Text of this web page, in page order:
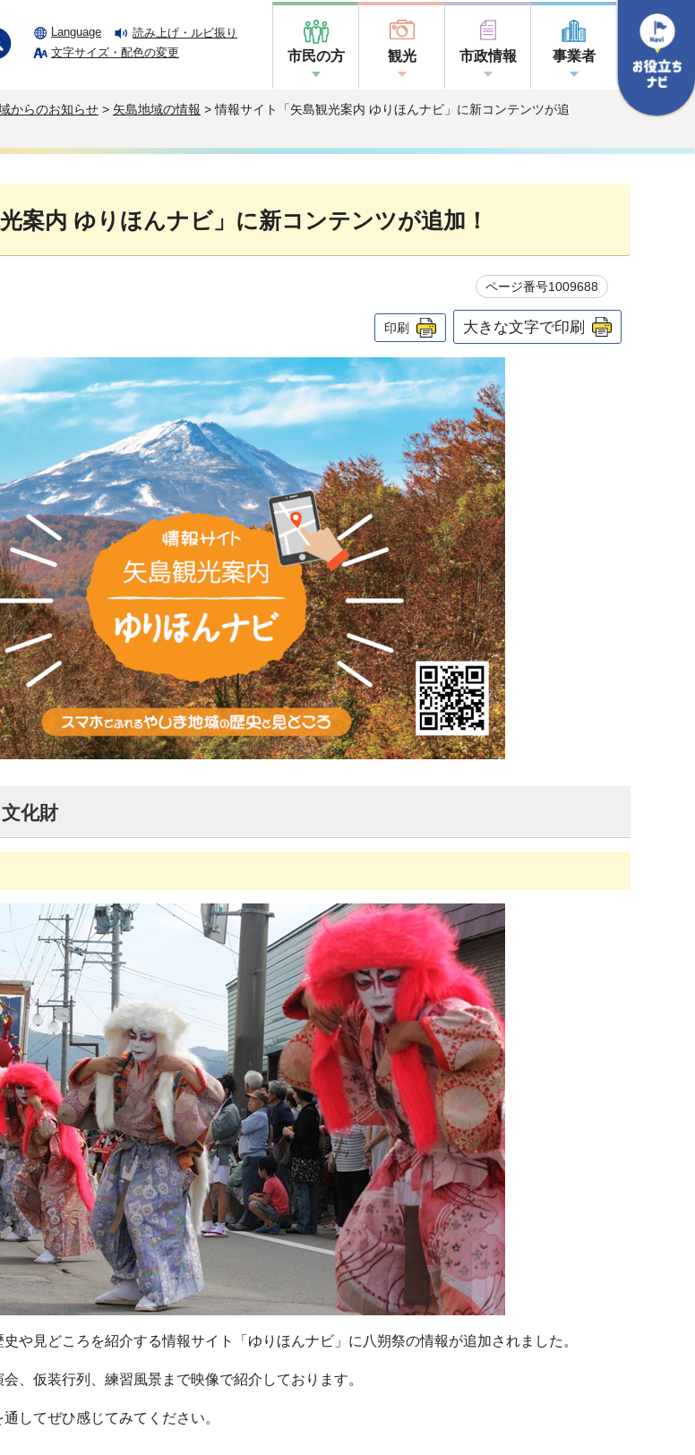
Language
読み上げ・ルビ振り
文字サイズ・配色の変更
市民の方 観光 市政情報 事業者
からのお知らせ > 矢島地域の情報 > 情報サイト「矢島観光案内 ゆりほんナビ」に新コンテンツが追
案内 ゆりほんナビ」に新コンテンツが追加！
ページ番号1009688
印刷 大きな文字で印刷
化財
や見どころを紹介する情報サイト「ゆりほんナビ」に八朔祭の情報が追加されました。
、仮装行列、練習風景まで映像で紹介しております。
してぜひ感じてみてください。